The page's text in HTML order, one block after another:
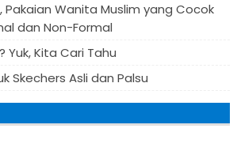
Pakaian Wanita Muslim yang Cocok
dan Non-Formal
Yuk, Kita Cari Tahu
Skechers Asli dan Palsu